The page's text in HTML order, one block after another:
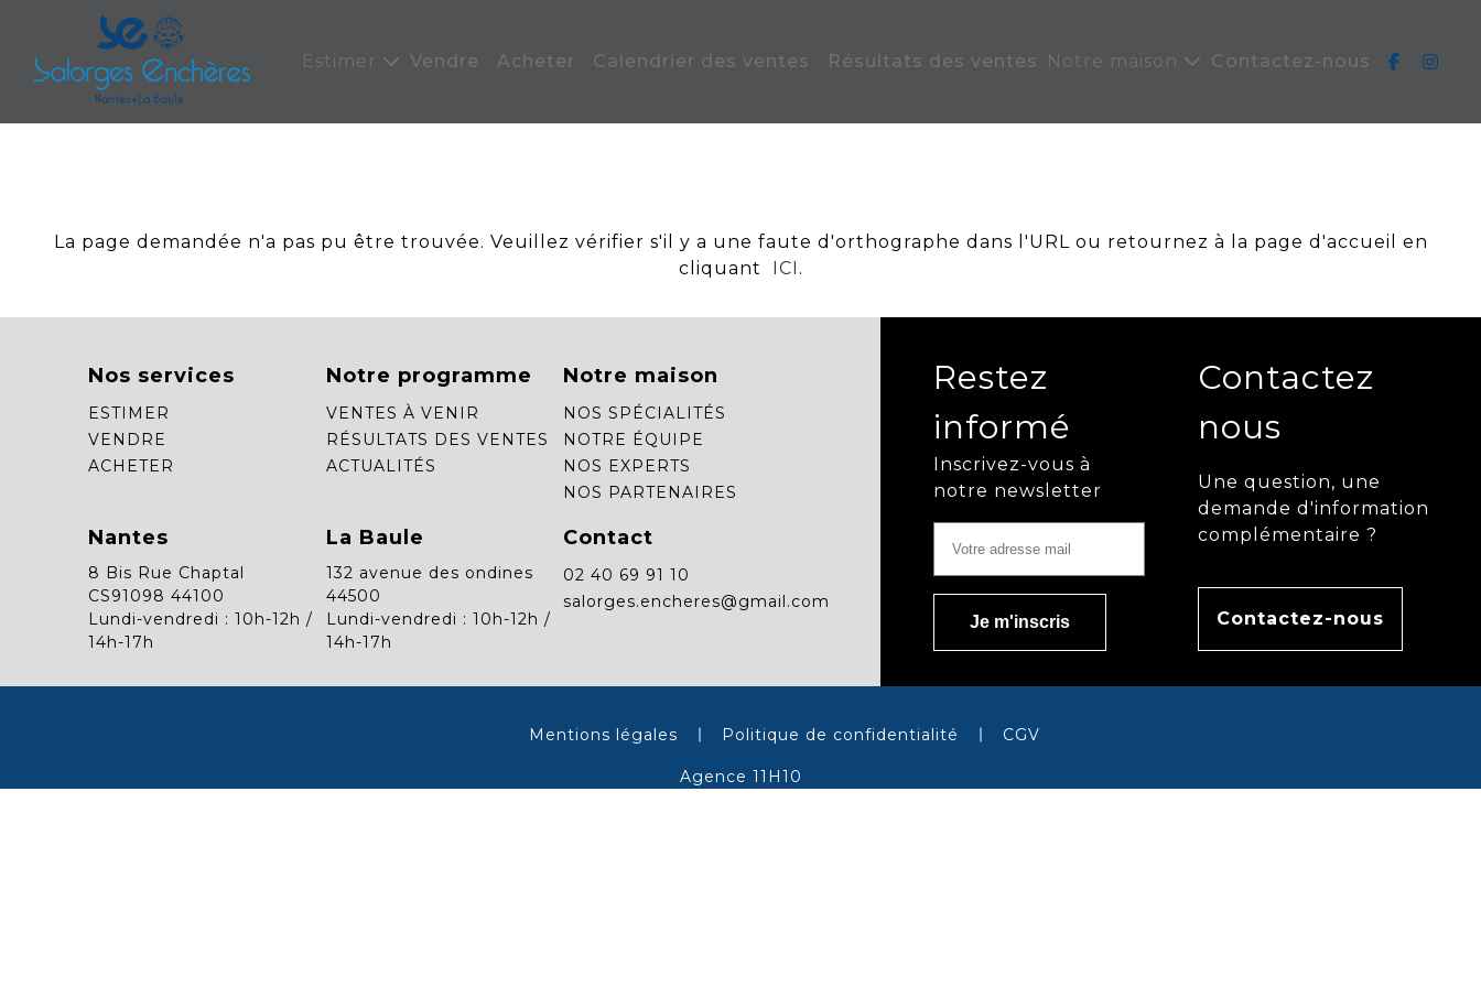
Estimer Vendre Acheter Calendrier des ventes Résultats des ventes Notre maison Contactez-nous
La page demandée n'a pas pu être trouvée. Veuillez vérifier s'il y a une faute d'orthographe dans l'URL ou retournez à la page d'accueil en
cliquant
ICI .
Nos services
ESTIMER
VENDRE
ACHETER
Notre programme
VENTES À VENIR
RÉSULTATS DES VENTES
ACTUALITÉS
Notre maison
NOS SPÉCIALITÉS
NOTRE ÉQUIPE
NOS EXPERTS
NOS PARTENAIRES
Nantes
8 Bis Rue Chaptal
CS91098 44100
Lundi-vendredi : 10h-12h /
14h-17h
La Baule
132 avenue des ondines
44500
Lundi-vendredi : 10h-12h /
14h-17h
Contact
02 40 69 91 10
salorges.encheres@gmail.com
Restez
informé
Inscrivez-vous à
notre newsletter
Contactez
nous
Une question, une
demande d'information
complémentaire ?
Contactez-nous
Mentions légales Politique de confidentialité CGV
Agence 11H10
Panneau de gestion des cookies